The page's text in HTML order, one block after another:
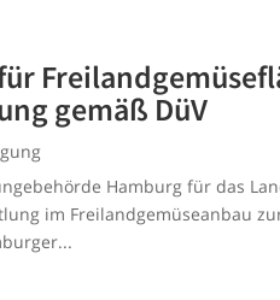
gemäß DüV
Hamburg für das
im Freilandgemüseanbau